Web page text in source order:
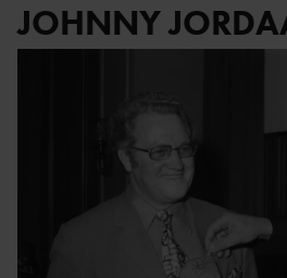
JOHNNY